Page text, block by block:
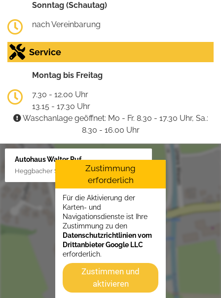
Sonntag (Schautag)
nach Vereinbarung
Service
Montag bis Freitag
7.30 - 12.00 Uhr
13.15 - 17.30 Uhr
Waschanlage geöffnet: Mo - Fr. 8.30 - 17.30 Uhr, Sa.:
8.30 - 16.00 Uhr
Autohaus Walter Ruf
Heggbacher Straße 25, 88477 Schönebürg
Zustimmung
erforderlich
Für die Aktivierung der
Karten- und
Navigationsdienste ist Ihre
Zustimmung zu den
Datenschutzrichtlinien vom
Drittanbieter Google LLC
erforderlich.
Zustimmen und
aktivieren